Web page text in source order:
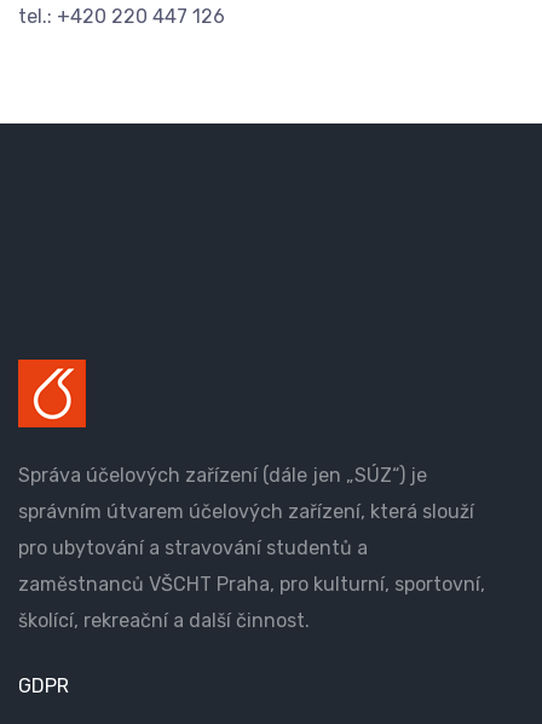
tel.: +420 220 447 126
Správa účelových zařízení (dále jen „SÚZ“) je
správním útvarem účelových zařízení, která slouží
pro ubytování a stravování studentů a
zaměstnanců VŠCHT Praha, pro kulturní, sportovní,
školící, rekreační a další činnost.
GDPR